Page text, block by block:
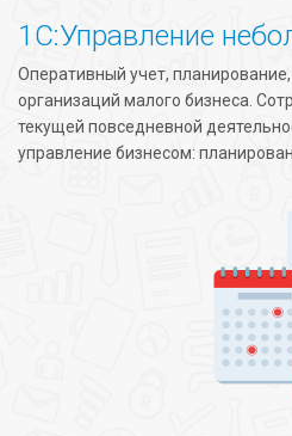
1С:Управление
Оперативный учет,
организаций малого бизнеса.
текущей повседневной
управление бизнесом: